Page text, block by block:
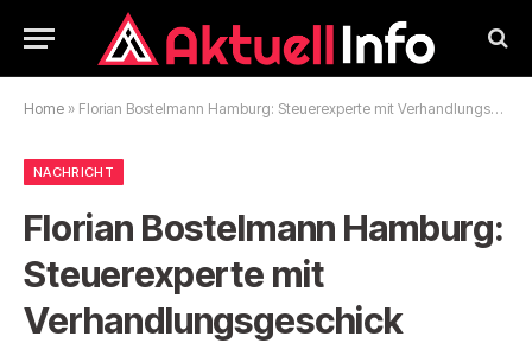
Home » Florian Bostelmann Hamburg: Steuerexperte mit Verhandlungsgeschick
NACHRICHT
Florian Bostelmann Hamburg:
Steuerexperte mit
Verhandlungsgeschick